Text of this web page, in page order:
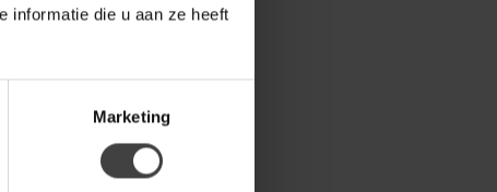
informatie die u aan ze heeft
Marketing